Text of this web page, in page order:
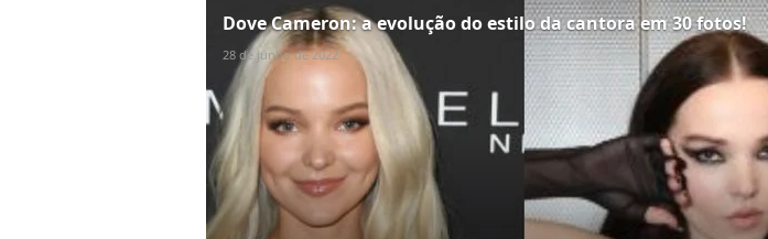
Dove Cameron: a evolução do estilo da cantora em 30 fotos!
28 de junho de 2022